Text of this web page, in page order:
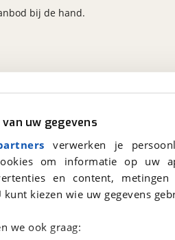
uw gegevens
verwerken je
om informatie op
en content,
kiezen wie uw gegevens
we ook graag:
bij de hand.
en Privacyverklaring